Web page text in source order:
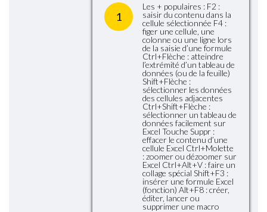
1
Les + populaires : F2 :
saisir du contenu dans la
cellule sélectionnée F4 :
figer une cellule, une
colonne ou une ligne lors
de la saisie d’une formule
Ctrl+Flèche : atteindre
l’extrémité d’un tableau de
données (ou de la feuille)
Shift+Flèche :
sélectionner les données
des cellules adjacentes
Ctrl+Shift+Flèche :
sélectionner un tableau de
données facilement sur
Excel Touche Suppr :
effacer le contenu d’une
cellule Excel Ctrl+Molette
: zoomer ou dézoomer sur
Excel Ctrl+Alt+V : faire un
collage spécial Shift+F3 :
insérer une formule Excel
(fonction) Alt+F8 : créer,
éditer, lancer ou
supprimer une macro